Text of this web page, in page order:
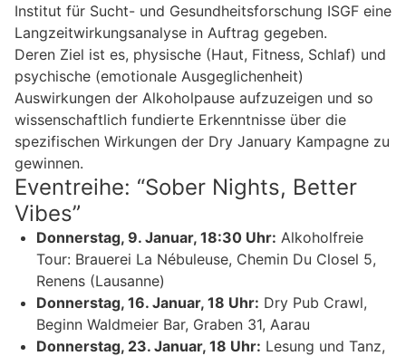
Institut für Sucht- und Gesundheitsforschung ISGF eine
Langzeitwirkungsanalyse in Auftrag gegeben.
Deren Ziel ist es, physische (Haut, Fitness, Schlaf) und
psychische (emotionale Ausgeglichenheit)
Auswirkungen der Alkoholpause aufzuzeigen und so
wissenschaftlich fundierte Erkenntnisse über die
spezifischen Wirkungen der Dry January Kampagne zu
gewinnen.
Eventreihe: “Sober Nights, Better
Vibes”
Donnerstag, 9. Januar, 18:30 Uhr: Alkoholfreie
Tour: Brauerei La Nébuleuse, Chemin Du Closel 5,
Renens (Lausanne)
Donnerstag, 16. Januar, 18 Uhr: Dry Pub Crawl,
Beginn Waldmeier Bar, Graben 31, Aarau
Donnerstag, 23. Januar, 18 Uhr: Lesung und Tanz,